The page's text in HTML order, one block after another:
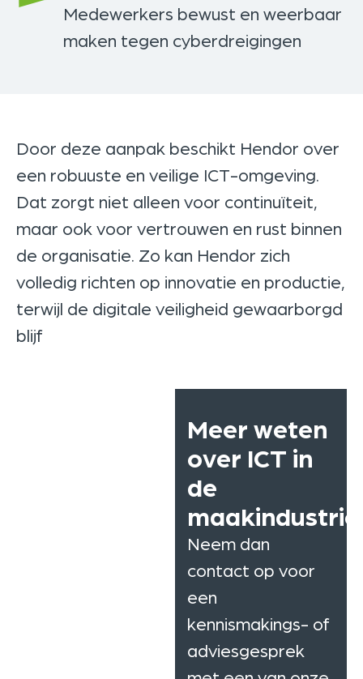
Medewerkers bewust en weerbaar
maken tegen cyberdreigingen
Door deze aanpak beschikt Hendor over
een robuuste en veilige ICT-omgeving.
Dat zorgt niet alleen voor continuïteit,
maar ook voor vertrouwen en rust binnen
de organisatie. Zo kan Hendor zich
volledig richten op innovatie en productie,
terwijl de digitale veiligheid gewaarborgd
blijf
Meer weten
over ICT in
de
Neem dan
contact op voor
een
kennismakings- of
adviesgesprek